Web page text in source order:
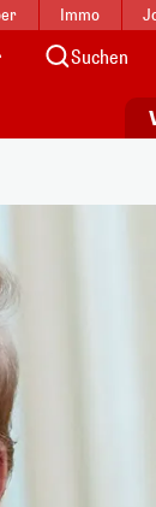
Immo
Suchen